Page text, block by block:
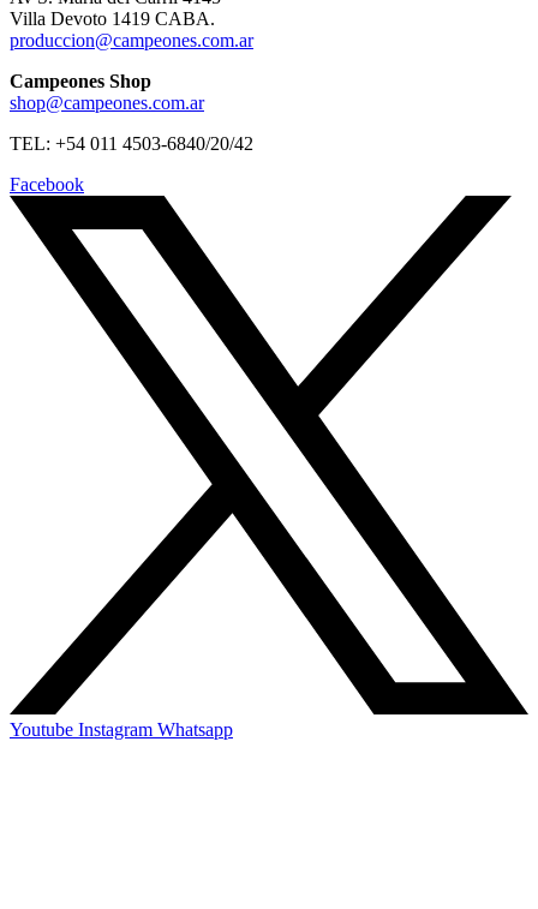
Villa Devoto 1419 CABA.
produccion@campeones.com.ar
Campeones Shop
shop@campeones.com.ar
TEL: +54 011 4503-6840/20/42
Facebook
Youtube Instagram Whatsapp